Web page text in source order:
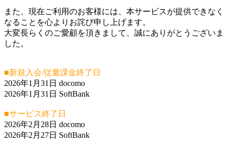
また、現在ご利用のお客様には、本サービスが提供できなく
なることを心よりお詫び申し上げます。
大変長らくのご愛顧を頂きまして、誠にありがとうございま
した。
■新規入会/従量課金終了日
2026年1月31日 docomo
2026年1月31日 SoftBank
■サービス終了日
2026年2月28日 docomo
2026年2月27日 SoftBank